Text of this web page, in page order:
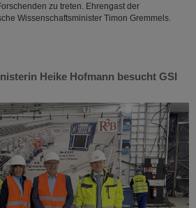
zu treten. Ehrengast der
Wissenschaftsminister Timon Gremmels.
Heike Hofmann besucht GSI